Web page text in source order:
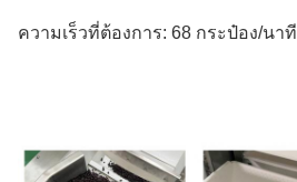
ความเร็วที่ต้องการ: 68 กระป๋อง/นาที